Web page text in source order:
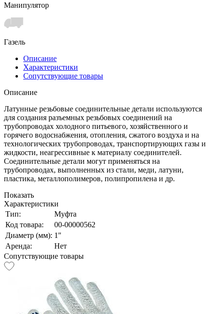
Манипулятор
Газель
Описание
Характеристики
Сопутствующие товары
Описание
Латунные резьбовые соединительные детали используются
для создания разъемных резьбовых соединений на
трубопроводах холодного питьевого, хозяйственного и
горячего водоснабжения, отопления, сжатого воздуха и на
технологических трубопроводах, транспортирующих газы и
жидкости, неагрессивные к материалу соединителей.
Соединительные детали могут применяться на
трубопроводах, выполненных из стали, меди, латуни,
пластика, металлополимеров, полипропилена и др.
Показать
Характеристики
Тип:
Муфта
Код товара:
00-00000562
Диаметр (мм): 1"
Аренда:
Нет
Сопутствующие товары